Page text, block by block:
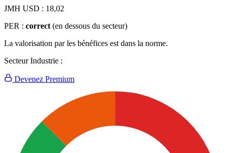
JMH USD : 18,02
PER : correct (en dessous du secteur)
La valorisation par les bénéfices est dans la norme.
Secteur Industrie :
Devenez Premium